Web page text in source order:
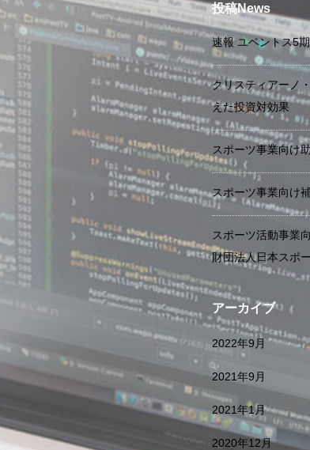
投稿News
速報 ユベントス5
クリスティアーノ
えた投資対効果
スポーツ事業向け
スポーツ事業向け
スポーツ活動事業
財団法人日本スポ
アーカイブ
2022年9月
2021年9月
2021年1月
2020年12月